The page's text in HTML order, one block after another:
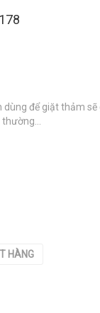
để giặt thảm
HÀNG